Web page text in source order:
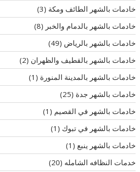
خادمات بالشهر الطائف ومكة (3)
خادمات بالشهر بالدمام والخبر (8)
خادمات بالشهر بالرياض (49)
خادمات بالشهر بالقطيف والظهران (2)
خادمات بالشهر بالمدينة المنورة (1)
خادمات بالشهر جدة (25)
خادمات بالشهر في القصيم (1)
خادمات بالشهر في تبوك (1)
خادمات بالشهر ينبع (1)
خدمات النظافه الشامله (20)